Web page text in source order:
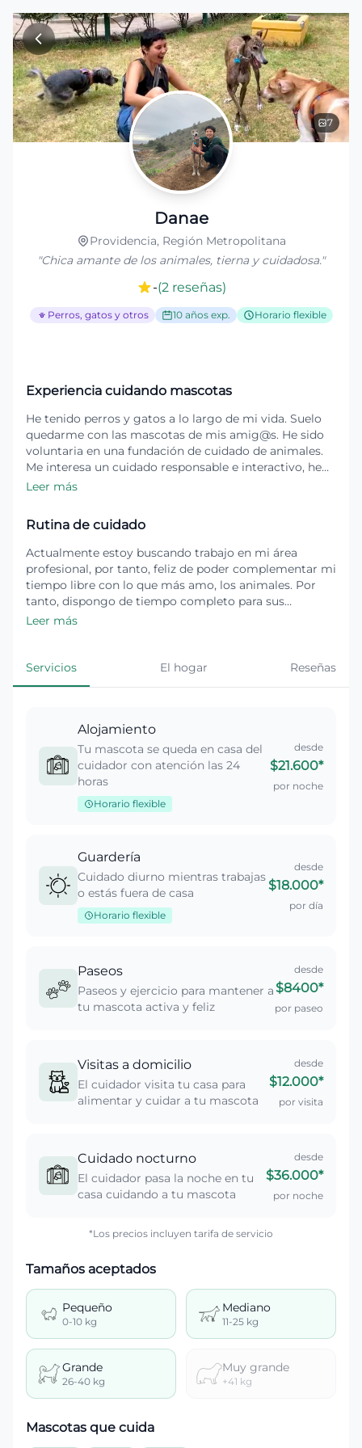
7
Danae
Providencia, Región Metropolitana
"Chica amante de los animales, tierna y cuidadosa."
-(2 reseñas)
Perros, gatos y otros 10 años exp. Horario flexible
Experiencia cuidando mascotas
He tenido perros y gatos a lo largo de mi vida. Suelo
quedarme con las mascotas de mis amig@s. He sido
voluntaria en una fundación de cuidado de animales.
Me interesa un cuidado responsable e interactivo, he
estado atenta a las estrategias que guían los
tenerlas en consideración en todo momento. En el
fondo me preocupa un compromiso real con los
animales.
Leer más
Rutina de cuidado
Actualmente estoy buscando trabajo en mi área
profesional, por tanto, feliz de poder complementar mi
tiempo libre con lo que más amo, los animales. Por
tanto, dispongo de tiempo completo para sus
necesidades.
Leer más
Servicios El hogar Reseñas
Alojamiento
Tu mascota se queda en casa del
cuidador con atención las 24
horas
Horario flexible
desde
$21.600*
por noche
Guardería
Cuidado diurno mientras trabajas
o estás fuera de casa
Horario flexible
desde
$18.000*
por día
Paseos
Paseos y ejercicio para mantener a
tu mascota activa y feliz
desde
$8400*
por paseo
Visitas a domicilio
El cuidador visita tu casa para
alimentar y cuidar a tu mascota
desde
$12.000*
por visita
Cuidado nocturno
El cuidador pasa la noche en tu
casa cuidando a tu mascota
desde
$36.000*
por noche
*Los precios incluyen tarifa de servicio
Tamaños aceptados
Pequeño
0-10 kg
Mediano
11-25 kg
Grande
26-40 kg
Muy grande
+41 kg
Mascotas que cuida